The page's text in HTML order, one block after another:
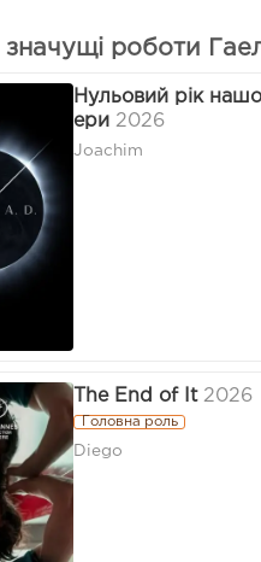
значущі роботи
Нульовий рік
ери 2026
Joachim
The End of It 2026
Головна роль
Diego